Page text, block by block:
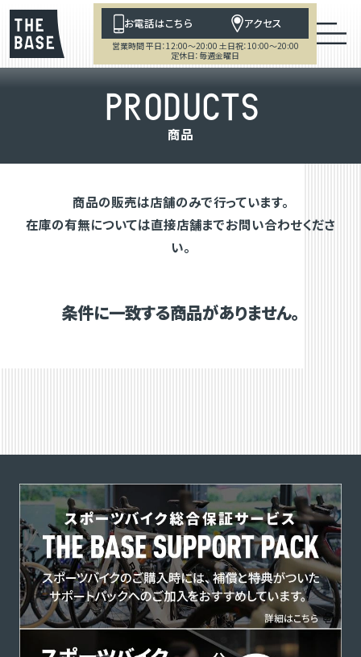
お電話はこちら アクセス
営業時間 平日：12:00～20:00 土日祝：10:00～20:00
定休日：毎週金曜日
PRODUCTS
商品
商品の販売は店舗のみで行っています。
在庫の有無については直接店舗までお問い合わせくださ
い。
条件に一致する商品がありません。